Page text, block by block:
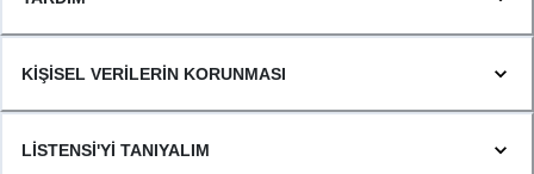
KİŞİSEL VERİLERİN KORUNMASI
LİSTENSİ'Yİ TANIYALIM